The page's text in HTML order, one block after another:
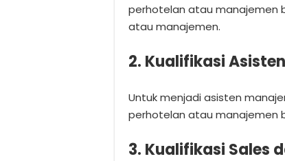
perhotelan atau manajemen
atau manajemen.
2. Kualifikasi
Untuk menjadi asisten
perhotelan atau manajemen
3. Kualifikasi Sales